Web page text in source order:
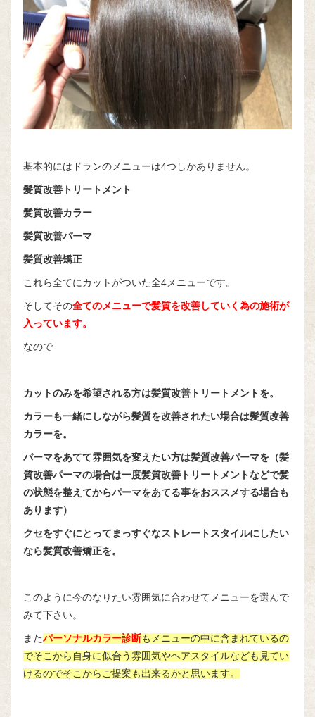
基本的にはドランのメニューは4つしかありません。
髪質改善トリートメント
髪質改善カラー
髪質改善パーマ
髪質改善矯正
これら全てにカットがついた全4メニューです。
そしてその全てのメニューで髪質を改善していく為の施術が
入っています。
なので
カットのみを希望される方は髪質改善トリートメントを。
カラーも一緒にしながら髪質を改善されたい場合は髪質改善
カラーを。
パーマをあてて雰囲気を変えたい方は髪質改善パーマを（髪
質改善パーマの場合は一度髪質改善トリートメントなどで髪
の状態を整えてからパーマをあてる事をおススメする場合も
あります）
クセをすぐにとってまっすぐなストレートスタイルにしたい
なら髪質改善矯正を。
このように今のなりたい雰囲気に合わせてメニューを選んで
みて下さい。
またパーソナルカラー診断もメニューの中に含まれているの
でそこから自身に似合う雰囲気やヘアスタイルなども見てい
けるのでそこからご提案も出来るかと思います。